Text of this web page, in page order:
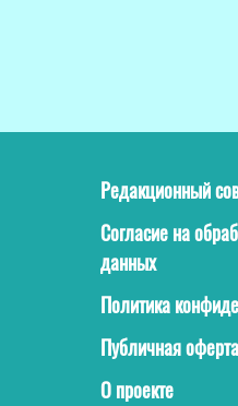
Редакционный
Согласие на
данных
Политика
Публичная оферта
О проекте